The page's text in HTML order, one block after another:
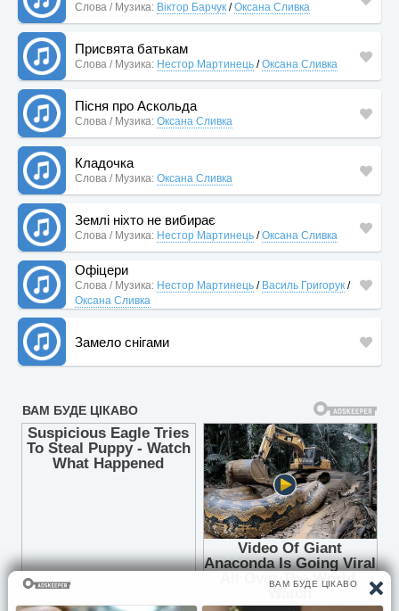
Слова / Музика: Віктор Барчук /Оксана Сливка
Присвята батькам
Слова / Музика: Нестор Мартинець /Оксана Сливка
Пісня про Аскольда
Слова / Музика: Оксана Сливка
Кладочка
Слова / Музика: Оксана Сливка
Землі ніхто не вибирає
Слова / Музика: Нестор Мартинець /Оксана Сливка
Офіцери
Слова / Музика: Нестор Мартинець / Василь Григорук /
Оксана Сливка
Замело снігами